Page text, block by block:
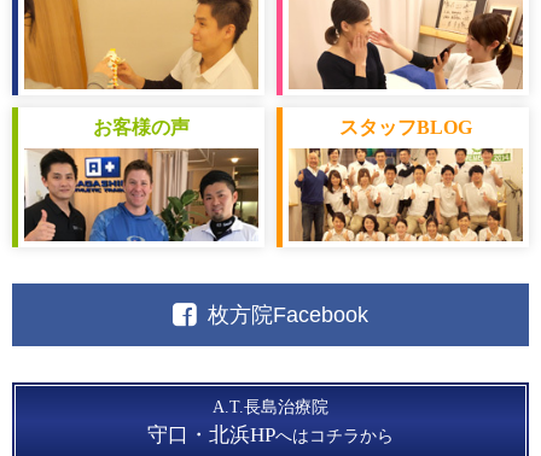
お客様の声 スタッフBLOG
枚方院Facebook
A.T.長島治療院
守口・北浜HPへはコチラから